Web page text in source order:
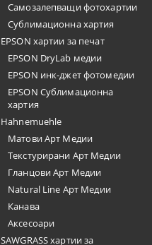
Самозалепващи фотохартии
Сублимационна хартия
EPSON хартии за печат
EPSON DryLab медии
EPSON инк-джет фотомедии
EPSON Сублимационна
хартия
Hahnemuehle
Матови Арт Медии
Текстурирани Арт Медии
Гланцови Арт Медии
Natural Line Арт Медии
Канава
Аксесоари
SAWGRASS хартии за